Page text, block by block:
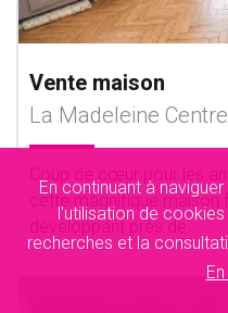
En continuant à
l'utilisation de
recherches et la
Vente maison
La Madeleine Centre
cette magnifique
développant près de......